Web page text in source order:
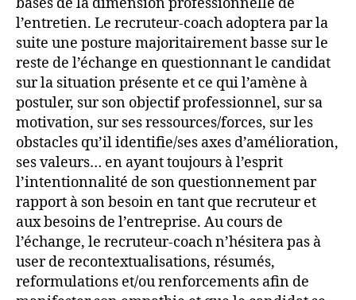
bases de la dimension professionnelle de
l’entretien. Le recruteur-coach adoptera par la
suite une posture majoritairement basse sur le
reste de l’échange en questionnant le candidat
sur la situation présente et ce qui l’amène à
postuler, sur son objectif professionnel, sur sa
motivation, sur ses ressources/forces, sur les
obstacles qu’il identifie/ses axes d’amélioration,
ses valeurs… en ayant toujours à l’esprit
l’intentionnalité de son questionnement par
rapport à son besoin en tant que recruteur et
aux besoins de l’entreprise. Au cours de
l’échange, le recruteur-coach n’hésitera pas à
user de recontextualisations, résumés,
reformulations et/ou renforcements afin de